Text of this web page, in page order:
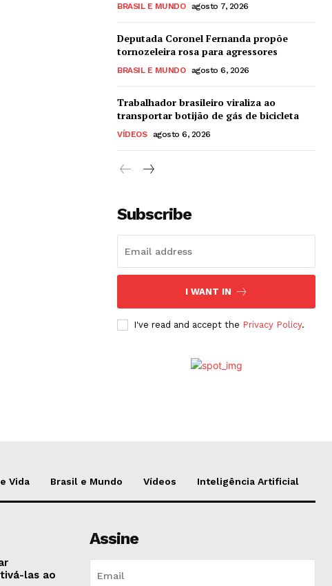
BRASIL E MUNDO agosto 7, 2026
Deputada Coronel Fernanda propõe
tornozeleira rosa para agressores
BRASIL E MUNDO agosto 6, 2026
Trabalhador brasileiro viraliza ao
transportar botijão de gás de bicicleta
VÍDEOS agosto 6, 2026
Subscribe
I WANT IN
I've read and accept the Privacy Policy.
Vida Brasil e Mundo Vídeos Inteligência Artificial
las ao
Assine